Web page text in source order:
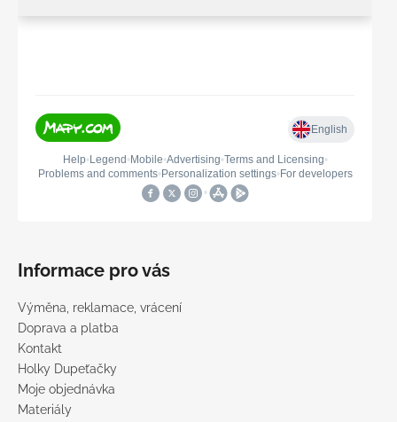
Informace pro vás
Výměna, reklamace, vrácení
Doprava a platba
Kontakt
Holky Dupeťačky
Moje objednávka
Materiály